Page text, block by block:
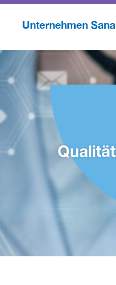
Unternehmen Sana
Qualität